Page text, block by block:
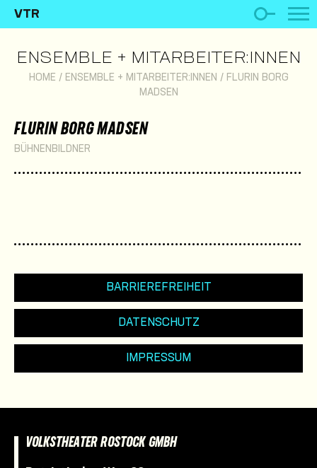
VTR
ENSEMBLE + MITARBEITER:INNEN
HOME / ENSEMBLE + MITARBEITER:INNEN / FLURIN BORG
MADSEN
FLURIN BORG MADSEN
BÜHNENBILDNER
BARRIEREFREIHEIT
DATENSCHUTZ
IMPRESSUM
VOLKSTHEATER ROSTOCK GMBH